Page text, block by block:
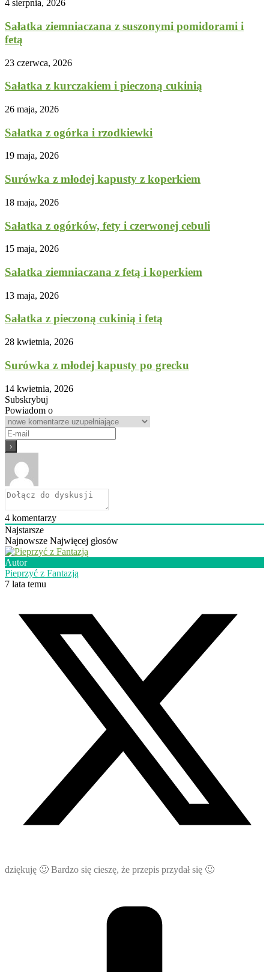
4 sierpnia, 2026
Sałatka ziemniaczana z suszonymi pomidorami i
fetą
23 czerwca, 2026
Sałatka z kurczakiem i pieczoną cukinią
26 maja, 2026
Sałatka z ogórka i rzodkiewki
19 maja, 2026
Surówka z młodej kapusty z koperkiem
18 maja, 2026
Sałatka z ogórków, fety i czerwonej cebuli
15 maja, 2026
Sałatka ziemniaczana z fetą i koperkiem
13 maja, 2026
Sałatka z pieczoną cukinią i fetą
28 kwietnia, 2026
Surówka z młodej kapusty po grecku
14 kwietnia, 2026
Subskrybuj
Powiadom o
4 komentarzy
Najstarsze
Najnowsze Najwięcej głosów
Autor
Pieprzyć z Fantazją
7 lata temu
dziękuję 🙂 Bardzo się cieszę, że przepis przydał się 🙂